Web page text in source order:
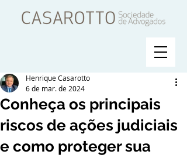
Conheça os principais
riscos de ações judiciais
e como proteger sua
Henrique Casarotto
6 de mar. de 2024